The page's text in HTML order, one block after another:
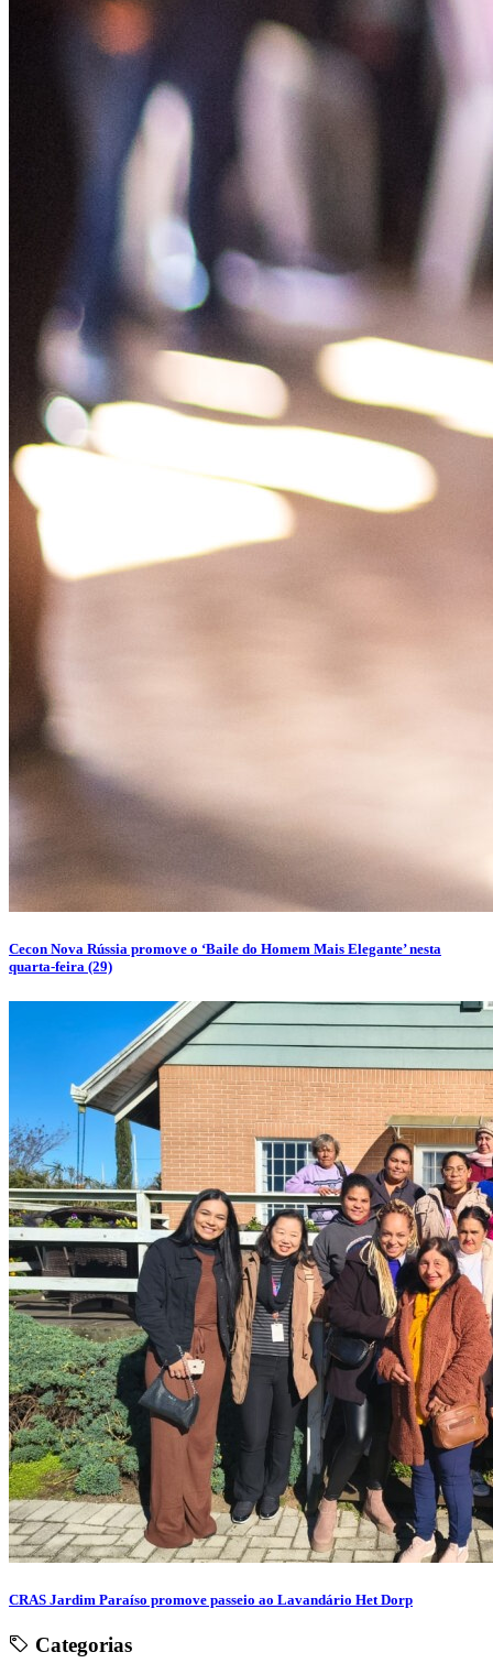
Cecon Nova Rússia promove o ‘Baile do Homem Mais Elegante’ nesta
quarta-feira (29)
CRAS Jardim Paraíso promove passeio ao Lavandário Het Dorp
Categorias